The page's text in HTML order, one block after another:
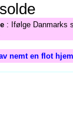
: Ifølge Danmarks
nemt en flot